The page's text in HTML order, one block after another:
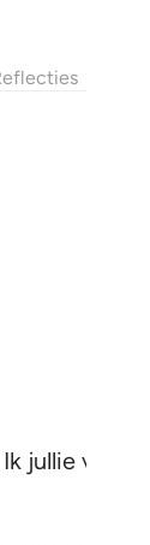
jullie voor